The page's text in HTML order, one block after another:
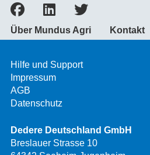
Über Mundus Agri Kontakt
Hilfe und Support
Impressum
AGB
Datenschutz
Dedere Deutschland GmbH
Breslauer Strasse 10